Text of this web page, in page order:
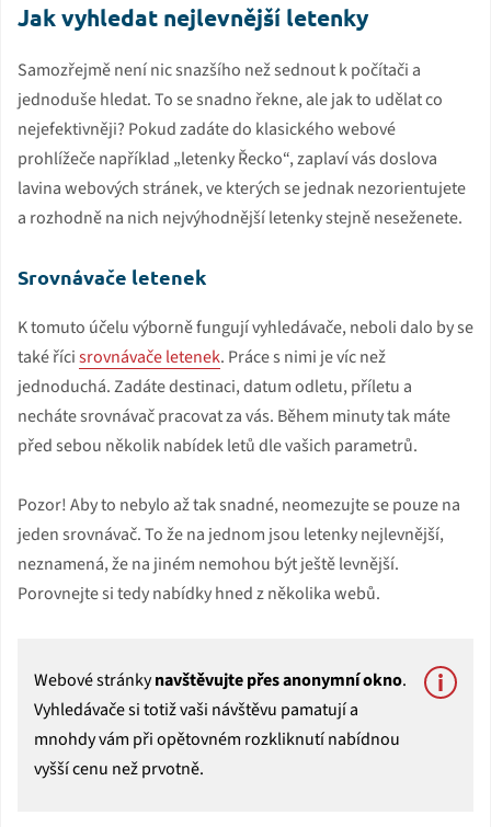
Jak vyhledat nejlevnější letenky
Samozřejmě není nic snazšího než sednout k počítači a
jednoduše hledat. To se snadno řekne, ale jak to udělat co
nejefektivněji? Pokud zadáte do klasického webové
prohlížeče například „letenky Řecko“, zaplaví vás doslova
lavina webových stránek, ve kterých se jednak nezorientujete
a rozhodně na nich nejvýhodnější letenky stejně neseženete.
Srovnávače letenek
K tomuto účelu výborně fungují vyhledávače, neboli dalo by se
také řícisrovnávače letenek. Práce s nimi je víc než
jednoduchá. Zadáte destinaci, datum odletu, příletu a
necháte srovnávač pracovat za vás. Během minuty tak máte
před sebou několik nabídek letů dle vašich parametrů.
Pozor! Aby to nebylo až tak snadné, neomezujte se pouze na
jeden srovnávač. To že na jednom jsou letenky nejlevnější,
neznamená, že na jiném nemohou být ještě levnější.
Porovnejte si tedy nabídky hned z několika webů.
Webové stránkynavštěvujte přes anonymní okno.
Vyhledávače si totiž vaši návštěvu pamatují a
mnohdy vám při opětovném rozkliknutí nabídnou
vyšší cenu než prvotně.